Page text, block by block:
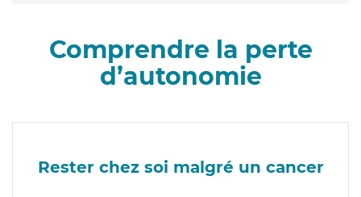
Comprendre la perte
d’autonomie
Rester chez soi malgré un cancer